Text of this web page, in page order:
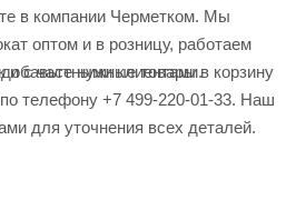
в компании Черметком. Мы
оптом и в розницу, работаем
и с частными клиентами.
нужные товары в корзину
телефону +7 499-220-01-33. Наш
для уточнения всех деталей.